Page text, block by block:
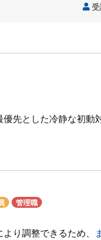
受
先とした冷静な初
管理職
り調整できるため、